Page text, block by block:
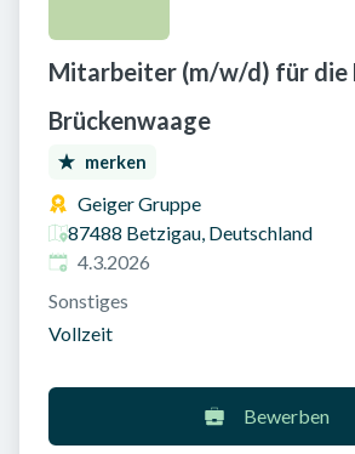
Mitarbeiter (m/w/d) für die
Brückenwaage
merken
Geiger Gruppe
87488 Betzigau, Deutschland
Veröffentlicht am
4.3.2026
Sonstiges
Vollzeit
Bewerben